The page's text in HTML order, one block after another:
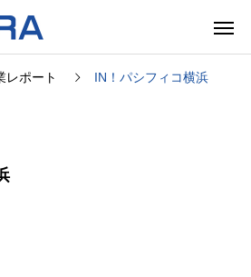
レポート IN！パシフィコ横浜